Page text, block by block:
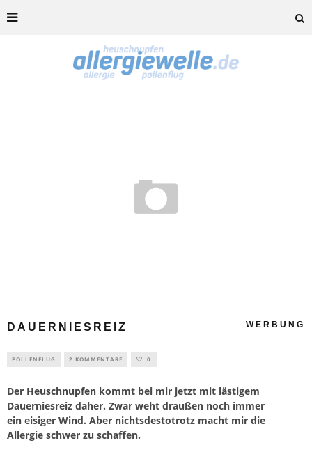
DAUERNIESREIZ WERBUNG
POLLENFLUG 2 KOMMENTARE 0
Der Heuschnupfen kommt bei mir jetzt mit lästigem
Dauerniesreiz daher. Zwar weht draußen noch immer
ein eisiger Wind. Aber nichtsdestotrotz macht mir die
Allergie schwer zu schaffen.